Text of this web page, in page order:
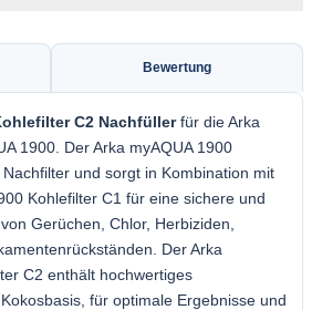
Bewertung
C2 Nachfüllerfür die Arka
1900. Der Arka myAQUA 1900
und sorgt in Kombination mit
Kohlefilter C1 für eine sichere und
Gerüchen, Chlor, Herbiziden,
Der Arka
C2 enthält hochwertiges
für optimale Ergebnisse und